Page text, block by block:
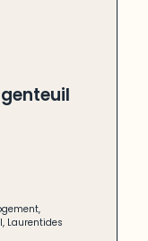
,
, Laurentides